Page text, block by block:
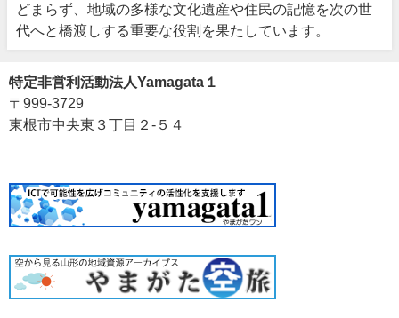
どまらず、地域の多様な文化遺産や住民の記憶を次の世
代へと橋渡しする重要な役割を果たしています。
特定非営利活動法人Yamagata１
〒999-3729
東根市中央東３丁目２-５４